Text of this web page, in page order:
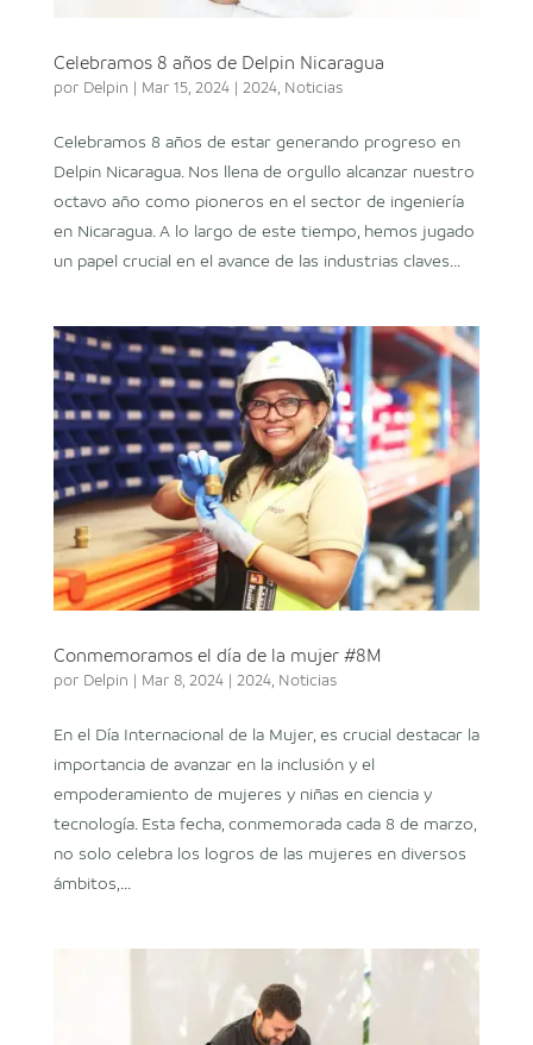
Celebramos 8 años de Delpin Nicaragua
por Delpin | Mar 15, 2024| 2024, Noticias
Celebramos 8 años de estar generando progreso en
Delpin Nicaragua. Nos llena de orgullo alcanzar nuestro
octavo año como pioneros en el sector de ingeniería
en Nicaragua. A lo largo de este tiempo, hemos jugado
un papel crucial en el avance de las industrias claves...
Conmemoramos el día de la mujer #8M
por Delpin | Mar 8, 2024| 2024, Noticias
En el Día Internacional de la Mujer, es crucial destacar la
importancia de avanzar en la inclusión y el
empoderamiento de mujeres y niñas en ciencia y
tecnología. Esta fecha, conmemorada cada 8 de marzo,
no solo celebra los logros de las mujeres en diversos
ámbitos,...